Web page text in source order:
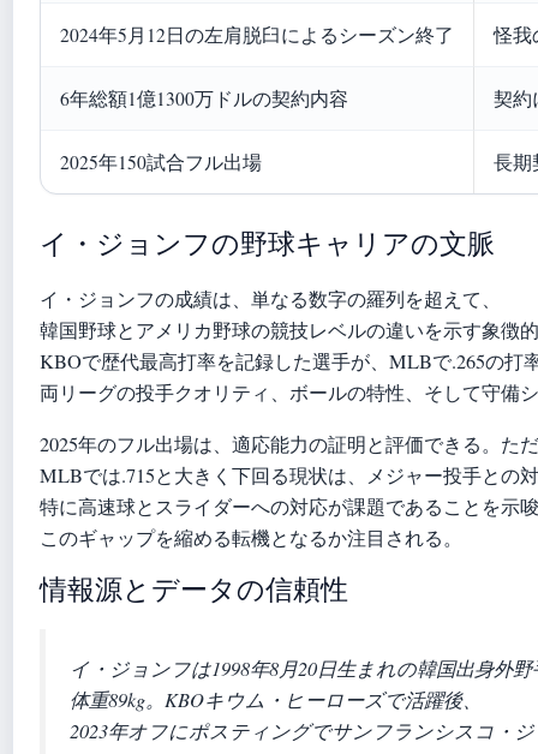
2024年5月12日の左肩脱臼によるシーズン終了 怪我
6年総額1億1300万ドルの契約内容 契約
2025年150試合フル出場 長期
イ・ジョンフの野球キャリアの文脈
イ・ジョンフの成績は、単なる数字の羅列を超えて、
韓国野球とアメリカ野球の競技レベルの違いを示す象徴
KBOで歴代最高打率を記録した選手が、MLBで.265の打
両リーグの投手クオリティ、ボールの特性、そして守備
2025年のフル出場は、適応能力の証明と評価できる。た
MLBでは.715と大きく下回る現状は、メジャー投手との
特に高速球とスライダーへの対応が課題であることを示
このギャップを縮める転機となるか注目される。
情報源とデータの信頼性
イ・ジョンフは1998年8月20日生まれの韓国出身外
体重89kg。KBOキウム・ヒーローズで活躍後、
2023年オフにポスティングでサンフランシスコ・